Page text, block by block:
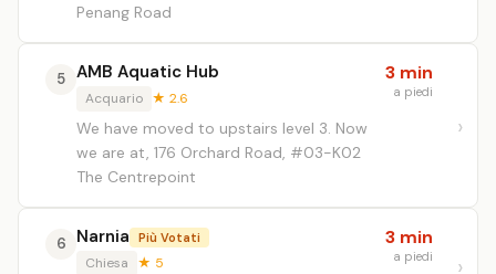
Penang Road
5 AMB Aquatic Hub
Acquario ★ 2.6
We have moved to upstairs level 3. Now
we are at, 176 Orchard Road, #03-K02
The Centrepoint
3 min
a piedi
6 Narnia Più Votati
Chiesa ★ 5
3 min
a piedi